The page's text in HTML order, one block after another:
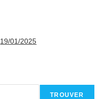
19/01/2025
TROUVER